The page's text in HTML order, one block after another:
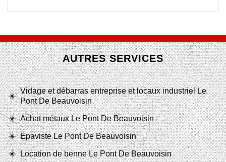
AUTRES SERVICES
Vidage et débarras entreprise et locaux industriel Le
Pont De Beauvoisin
Achat métaux Le Pont De Beauvoisin
Epaviste Le Pont De Beauvoisin
Location de benne Le Pont De Beauvoisin